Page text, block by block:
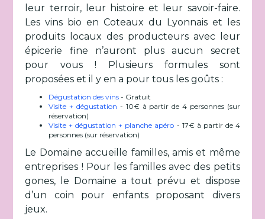
leur terroir, leur histoire et leur savoir-faire.
Les vins bio en Coteaux du Lyonnais et les
produits locaux des producteurs avec leur
épicerie fine n’auront plus aucun secret
pour vous ! Plusieurs formules sont
proposées et il y en a pour tous les goûts :
Dégustation des vins - Gratuit
Visite + dégustation - 10€ à partir de 4 personnes (sur
réservation)
Visite + dégustation + planche apéro - 17€ à partir de 4
personnes (sur réservation)
Le Domaine accueille familles, amis et même
entreprises ! Pour les familles avec des petits
gones, le Domaine a tout prévu et dispose
d’un coin pour enfants proposant divers
jeux.